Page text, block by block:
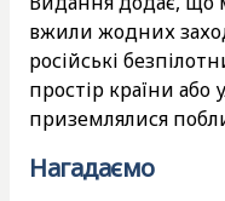
вжили жодних
російські
простір країни або
приземлялися
Нагадаємо